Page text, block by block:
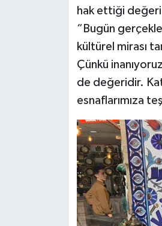
hak ettiği
“Bugün
kültürel mirası
Çünkü
de değeridir.
esnaflarımıza